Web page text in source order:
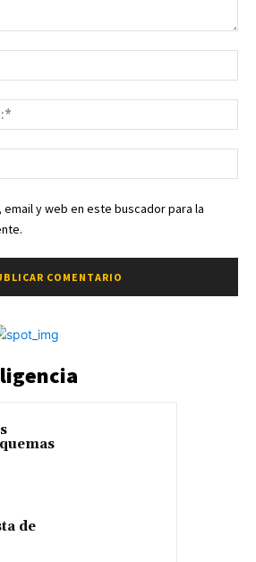
email y web en este buscador para la
de